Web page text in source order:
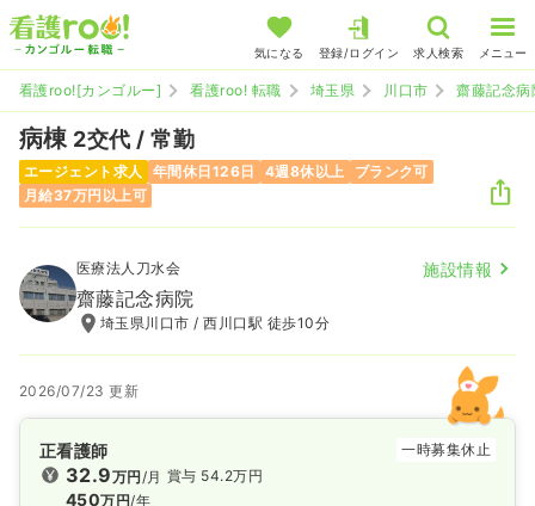
気になる 登録/ログイン 求人検索 メニュー
看護roo![カンゴルー] 看護roo! 転職 埼玉県 川口市 齋藤記念病
病棟 2交代 / 常勤
エージェント求人 年間休日126日 4週8休以上
ブランク可
月給37万円以上可
医療法人刀水会 施設情報
齋藤記念病院
埼玉県川口市 / 西川口駅 徒歩10分
2026/07/23 更新
正看護師 一時募集休止
32.9万円/月
450万円/年
賞与 54.2万円